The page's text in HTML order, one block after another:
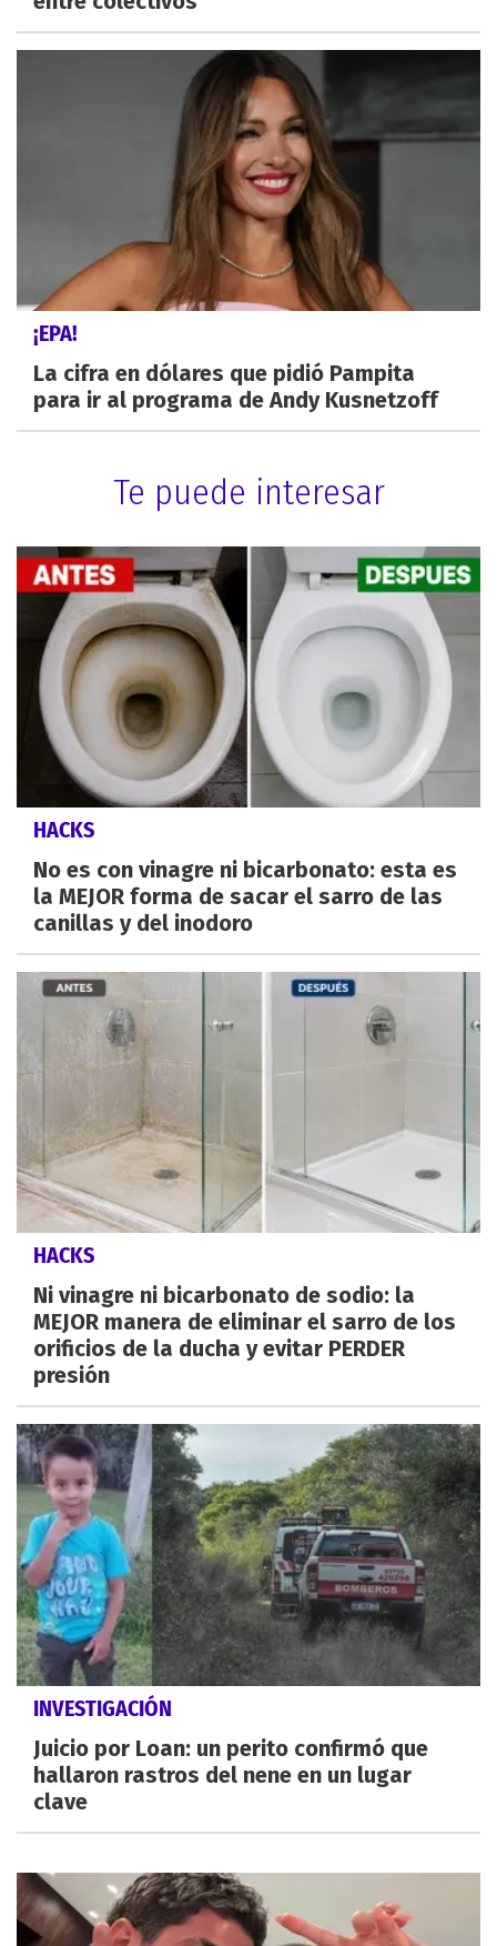
¡EPA!
La cifra en dólares que pidió Pampita
para ir al programa de Andy Kusnetzoff
Te puede interesar
HACKS
No es con vinagre ni bicarbonato: esta es
la MEJOR forma de sacar el sarro de las
canillas y del inodoro
HACKS
Ni vinagre ni bicarbonato de sodio: la
MEJOR manera de eliminar el sarro de los
orificios de la ducha y evitar PERDER
presión
INVESTIGACIÓN
Juicio por Loan: un perito confirmó que
hallaron rastros del nene en un lugar
clave